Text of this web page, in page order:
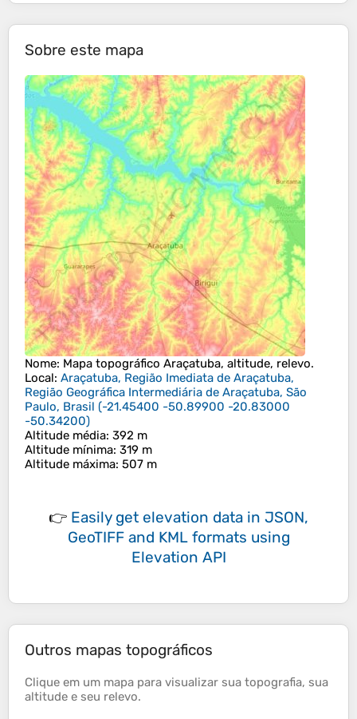
Sobre este mapa
Nome: Mapa topográfico Araçatuba, altitude, relevo.
Local: Araçatuba, Região Imediata de Araçatuba,
Região Geográfica Intermediária de Araçatuba, São
Paulo, Brasil (-21.45400 -50.89900 -20.83000
-50.34200)
Altitude média: 392 m
Altitude mínima: 319 m
Altitude máxima: 507 m
👉 Easily get elevation data in JSON,
GeoTIFF and KML formats using
Elevation API
Outros mapas topográficos
Clique em um mapa para visualizar sua topografia, sua
altitude e seu relevo.